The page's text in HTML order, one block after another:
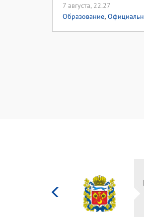
7 августа, 22.27
Образование,